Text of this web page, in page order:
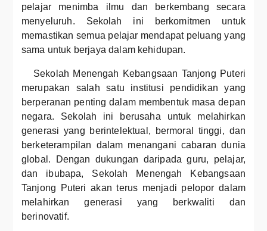
pelajar menimba ilmu dan berkembang secara
menyeluruh. Sekolah ini berkomitmen untuk
memastikan semua pelajar mendapat peluang yang
sama untuk berjaya dalam kehidupan.
Sekolah Menengah Kebangsaan Tanjong Puteri
merupakan salah satu institusi pendidikan yang
berperanan penting dalam membentuk masa depan
negara. Sekolah ini berusaha untuk melahirkan
generasi yang berintelektual, bermoral tinggi, dan
berketerampilan dalam menangani cabaran dunia
global. Dengan dukungan daripada guru, pelajar,
dan ibubapa, Sekolah Menengah Kebangsaan
Tanjong Puteri akan terus menjadi pelopor dalam
melahirkan generasi yang berkwaliti dan
berinovatif.